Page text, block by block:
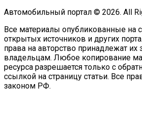
Автомобильный портал © 2026. All
Все материалы опубликованные на
открытых источников и других
права на авторство принадлежат
владельцам. Любое копирование
ресурса разрешается только с
ссылкой на страницу статьи. Все
законом РФ.